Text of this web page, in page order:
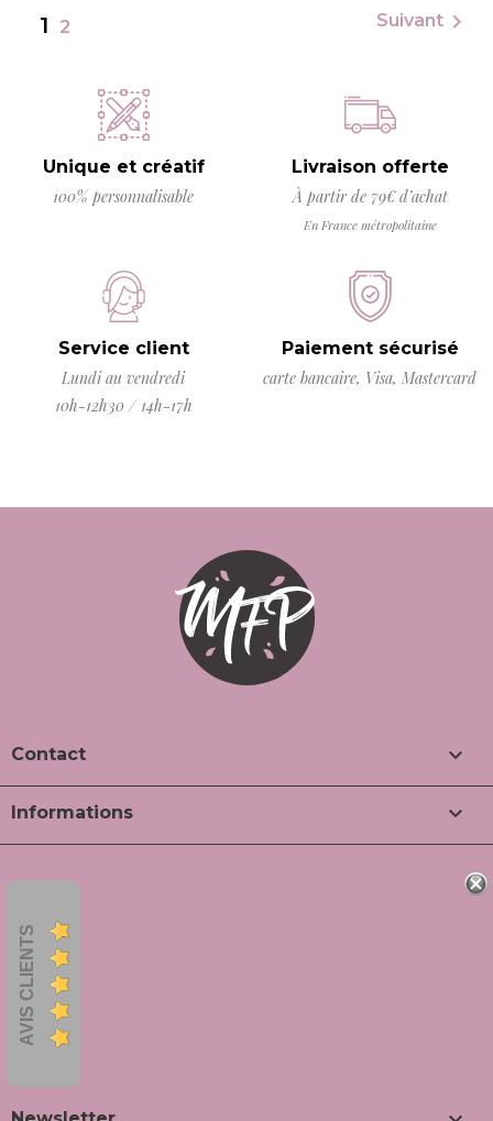
1 2 Suivant 
Unique et créatif
100% personnalisable
Livraison offerte
À partir de 79€ d’achat
En France métropolitaine
Service client
Lundi au vendredi
10h-12h30 / 14h-17h
Paiement sécurisé
carte bancaire, Visa, Mastercard
Contact 
Informations 
AVIS CLIENTS